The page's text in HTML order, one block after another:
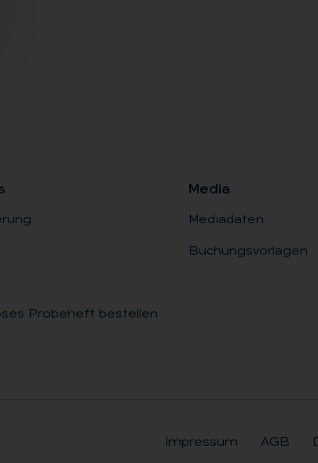
Probeheft bestellen
Me­dia
Mediadaten
Buchungsvorlagen
Impressum AGB